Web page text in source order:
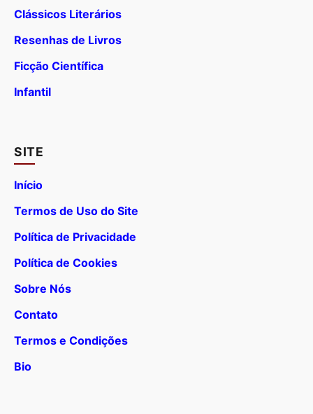
Clássicos Literários
Resenhas de Livros
Ficção Científica
Infantil
SITE
Início
Termos de Uso do Site
Política de Privacidade
Política de Cookies
Sobre Nós
Contato
Termos e Condições
Bio